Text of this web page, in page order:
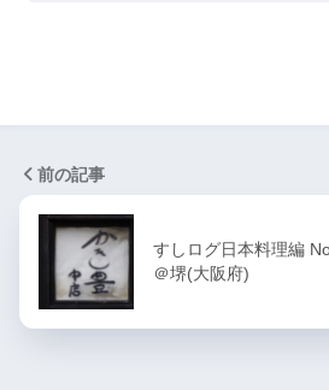
前の記事
すしログ日本料理編
＠堺(大阪府)